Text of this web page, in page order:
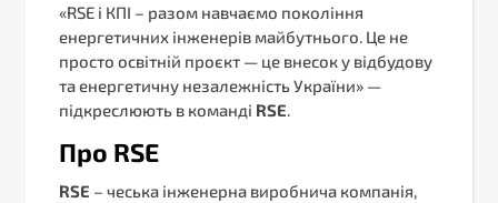
«RSE і КПІ – разом навчаємо покоління
енергетичних інженерів майбутнього. Це не
просто освітній проєкт — це внесок у відбудову
та енергетичну незалежність України» —
підкреслюють в команді RSE.
Про RSE
RSE – чеська інженерна виробнича компанія,